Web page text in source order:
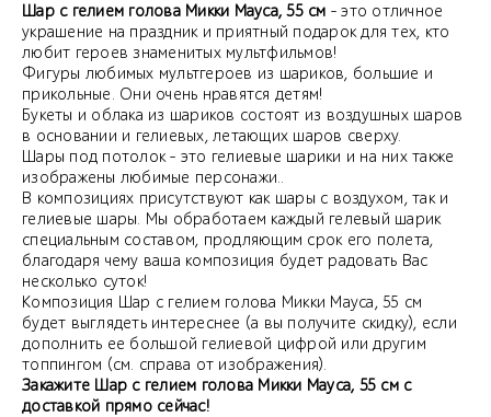
Шар с гелием голова Микки Мауса, 55 см - это отличное
украшение на праздник и приятный подарок для тех, кто
любит героев знаменитых мультфильмов!
Фигуры любимых мультгероев из шариков, большие и
прикольные. Они очень нравятся детям!
Букеты и облака из шариков состоят из воздушных шаров
в основании и гелиевых, летающих шаров сверху.
Шары под потолок - это гелиевые шарики и на них также
изображены любимые персонажи..
В композициях присутствуют как шары с воздухом, так и
гелиевые шары. Мы обработаем каждый гелевый шарик
специальным составом, продляющим срок его полета,
благодаря чему ваша композиция будет радовать Вас
несколько суток!
Композиция Шар с гелием голова Микки Мауса, 55 см
будет выглядеть интереснее (а вы получите скидку), если
дополнить ее большой гелиевой цифрой или другим
топпингом (см. справа от изображения).
Закажите Шар с гелием голова Микки Мауса, 55 см с
доставкой прямо сейчас!